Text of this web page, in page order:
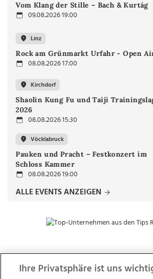
Vom Klang der Stille – Bach & Kurtág
09.08.2026 19:00
Linz
Rock am Grünmarkt Urfahr - Open
08.08.2026 17:00
Kirchdorf
Shaolin Kung Fu und Taiji
2026
08.08.2026 15:30
Vöcklabruck
Pauken und Pracht – Festkonzert im
Schloss Kammer
08.08.2026 19:00
ALLE EVENTS ANZEIGEN
ZUR
Ihre Privatsphäre ist uns